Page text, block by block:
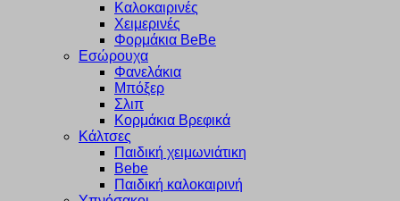
Καλοκαιρινές
Χειμερινές
Φορμάκια BeBe
Εσώρουχα
Φανελάκια
Μπόξερ
Σλιπ
Κορμάκια Βρεφικά
Κάλτσες
Παιδική χειμωνιάτικη
Bebe
Παιδική καλοκαιρινή